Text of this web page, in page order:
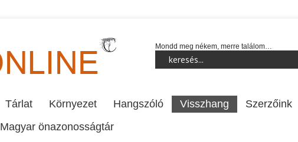
Mondd meg nékem, merre találom…
Tárlat Környezet Hangszóló Visszhang Szerzőink
Magyar önazonosságtár